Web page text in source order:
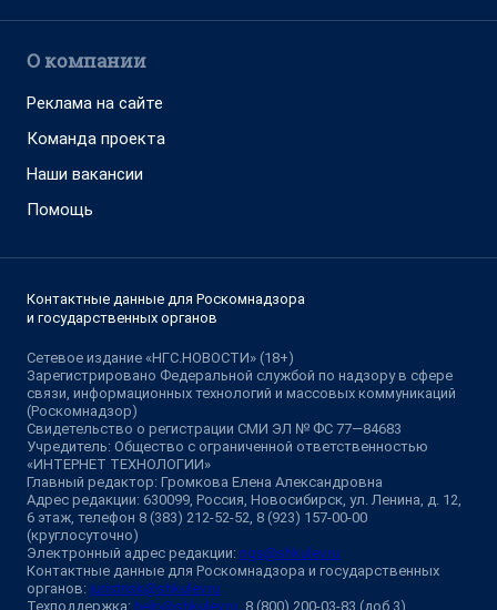
О компании
Реклама на сайте
Команда проекта
Наши вакансии
Помощь
Контактные данные для Роскомнадзора
и государственных органов
Сетевое издание «НГС.НОВОСТИ» (18+)
Зарегистрировано Федеральной службой по надзору в сфере
связи, информационных технологий и массовых коммуникаций
(Роскомнадзор)
Свидетельство о регистрации СМИ ЭЛ № ФС 77—84683
Учредитель: Общество с ограниченной ответственностью
«ИНТЕРНЕТ ТЕХНОЛОГИИ»
Главный редактор: Громкова Елена Александровна
Адрес редакции: 630099, Россия, Новосибирск, ул. Ленина, д. 12,
6 этаж, телефон 8 (383) 212-52-52, 8 (923) 157-00-00
(круглосуточно)
Электронный адрес редакции: ngs@shkulev.ru
Контактные данные для Роскомнадзора и государственных
органов: juristnsk@shkulev.ru
Техподдержка: help@shkulev.ru , 8 (800) 200-03-83 (доб.3)